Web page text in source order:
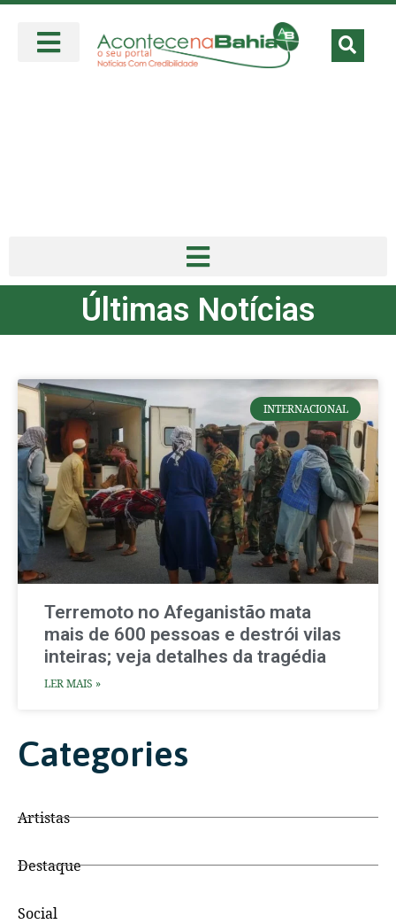
Últimas Notícias
INTERNACIONAL
Terremoto no Afeganistão mata
mais de 600 pessoas e destrói vilas
inteiras; veja detalhes da tragédia
LER MAIS »
Categories
Artistas
Destaque
Social